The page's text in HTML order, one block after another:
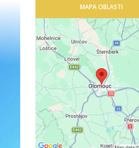
MAPA OBLASTI